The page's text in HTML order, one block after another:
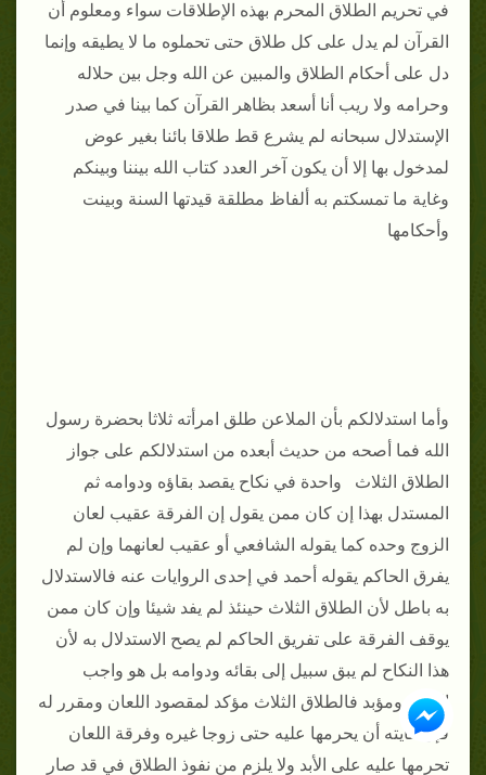
في تحريم الطلاق المحرم بهذه الإطلاقات سواء ومعلوم أن
القرآن لم يدل على كل طلاق حتى تحملوه ما لا يطيقه وإنما
دل على أحكام الطلاق والمبين عن الله وجل بين حلاله
وحرامه ولا ريب أنا أسعد بظاهر القرآن كما بينا في صدر
الإستدلال سبحانه لم يشرع قط طلاقا بائنا بغير عوض
لمدخول بها إلا أن يكون آخر العدد كتاب الله بيننا وبينكم
وغاية ما تمسكتم به ألفاظ مطلقة قيدتها السنة وبينت
وأحكامها
وأما استدلالكم بأن الملاعن طلق امرأته ثلاثا بحضرة رسول
الله فما أصحه من حديث أبعده من استدلالكم على جواز
الطلاق الثلاث واحدة في نكاح يقصد بقاؤه ودوامه ثم
المستدل بهذا إن كان ممن يقول إن الفرقة عقيب لعان
الزوج وحده كما يقوله الشافعي أو عقيب لعانهما وإن لم
يفرق الحاكم يقوله أحمد في إحدى الروايات عنه فالاستدلال
به باطل لأن الطلاق الثلاث حينئذ لم يفد شيئا وإن كان ممن
يوقف الفرقة على تفريق الحاكم لم يصح الاستدلال به لأن
هذا النكاح لم يبق سبيل إلى بقائه ودوامه بل هو واجب
الإزالة ومؤبد فالطلاق الثلاث مؤكد لمقصود اللعان ومقرر له
فإن غايته أن يحرمها عليه حتى زوجا غيره وفرقة اللعان
تحرمها عليه على الأبد ولا يلزم من نفوذ الطلاق في قد صار